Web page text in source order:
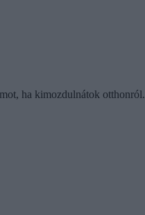
ha kimozdulnátok otthonról.